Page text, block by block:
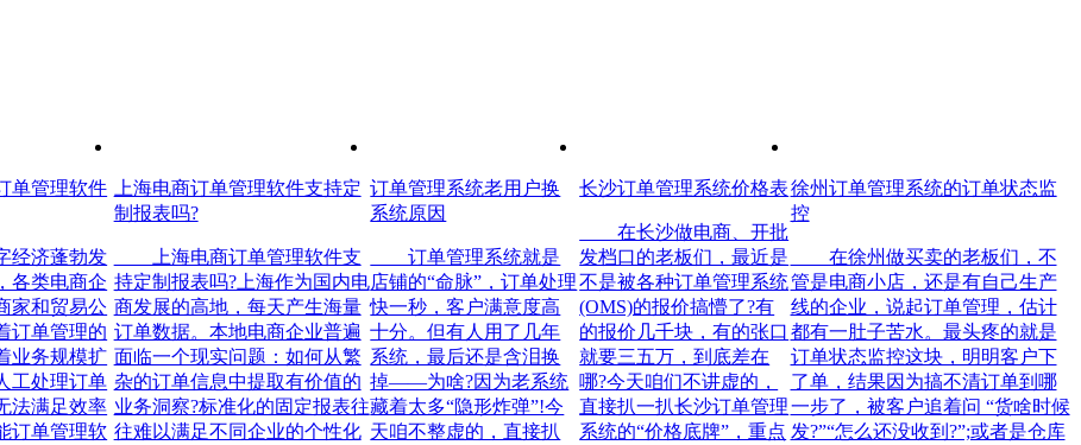
单管理软件
济蓬勃发
各类电商企
家和贸易公
订单管理的
业务规模扩
工处理订单
法满足效率
订单管理软
上海电商订单管理软件支持定
制报表吗?
上海电商订单管理软件支
持定制报表吗?上海作为国内电
商发展的高地，每天产生海量
订单数据。本地电商企业普遍
面临一个现实问题：如何从繁
杂的订单信息中提取有价值的
业务洞察?标准化的固定报表往
往难以满足不同企业的个性化
订单管理系统老用户换
系统原因
订单管理系统就是
店铺的“命脉”，订单处理
快一秒，客户满意度高
十分。但有人用了几年
系统，最后还是含泪换
掉——为啥?因为老系统
藏着太多“隐形炸弹”!今
天咱不整虚的，直接扒
长沙订单管理系统价格表
在长沙做电商、开批
发档口的老板们，最近是
不是被各种订单管理系统
(OMS)的报价搞懵了?有
的报价几千块，有的张口
就要三五万，到底差在
哪?今天咱们不讲虚的，
直接扒一扒长沙订单管理
系统的“价格底牌”，重点
徐州订单管理系统的订单状态监
控
在徐州做买卖的老板们，不
管是电商小店，还是有自己生产
线的企业，说起订单管理，估计
都有一肚子苦水。最头疼的就是
订单状态监控这块，明明客户下
了单，结果因为搞不清订单到哪
一步了，被客户追着问 “货啥时候
发?”“怎么还没收到?”;或者是仓库